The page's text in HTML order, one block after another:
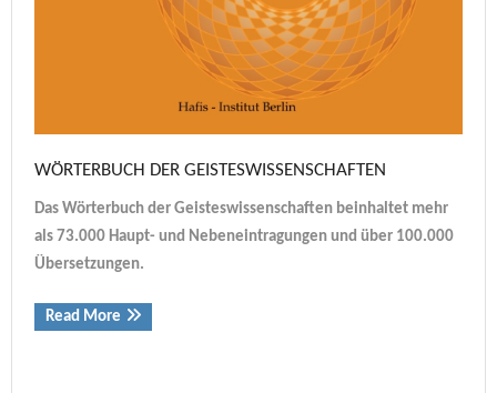
WÖRTERBUCH DER GEISTESWISSENSCHAFTEN
Das Wörterbuch der Geisteswissenschaften beinhaltet mehr
als 73.000 Haupt- und Nebeneintragungen und über 100.000
Übersetzungen.
Read More